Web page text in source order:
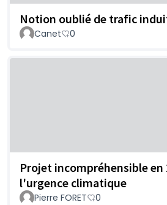
Notion oublié de trafic
Canet 0
Projet incompréhensible en
l'urgence climatique
Pierre FORET 0